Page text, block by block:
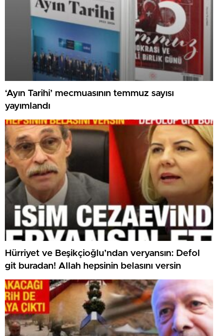
‘Ayın Tarihi’ mecmuasının temmuz sayısı
yayımlandı
Hürriyet ve Beşikçioğlu’ndan veryansın: Defol
git buradan! Allah hepsinin belasını versin